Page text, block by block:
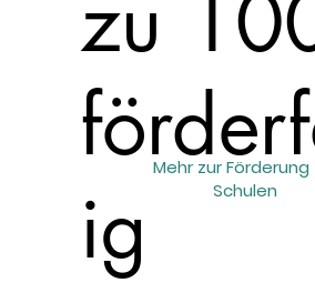
zu
ig
Mehr zur
Schulen